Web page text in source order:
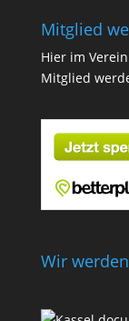
Mitglied
Hier im
Mitglied
Wir